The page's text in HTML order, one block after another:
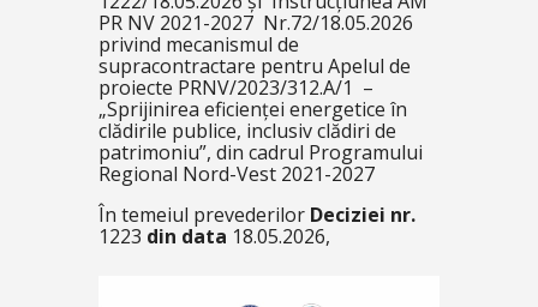
PR NV 2021-2027 Nr.72/18.05.2026
privind mecanismul de
supracontractare pentru Apelul de
proiecte PRNV/2023/312.A/1 –
„Sprijinirea eficienței energetice în
clădirile publice, inclusiv clădiri de
patrimoniu”, din cadrul Programului
Regional Nord-Vest 2021-2027
În temeiul prevederilor Deciziei nr.
1223 din data 18.05.2026,